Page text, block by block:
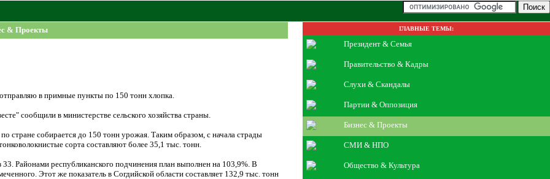
& Проекты
в примные пункты по 150 тонн хлопка.
сообщили в министерстве сельского хозяйства страны.
стране собирается до 150 тонн урожая. Таким образом, с начала страды
сорта составляют более 35,1 тыс. тонн.
Районами республиканского подчинения план выполнен на 103,9%. В
Этот же показатель в Согдийской области составляет 132,9 тыс. тонн
ГЛАВНЫЕ ТЕМЫ:
Президент & Семья
Правительство & Кадры
Слухи & Скандалы
Партии & Оппозиция
Бизнес & Проекты
СМИ & НПО
Общество & Культура